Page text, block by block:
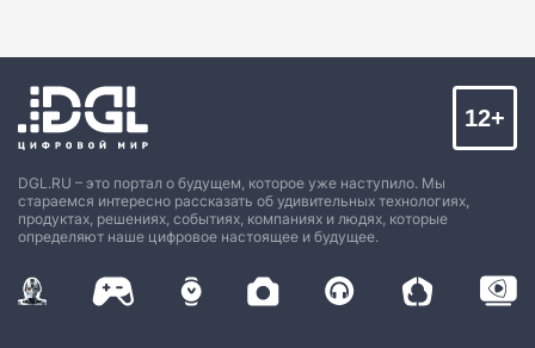
DGL.RU – это портал о будущем, которое уже наступило. Мы
стараемся интересно рассказать об удивительных технологиях,
продуктах, решениях, событиях, компаниях и людях, которые
определяют наше цифровое настоящее и будущее.
12+